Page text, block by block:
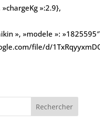
»:2.9},
», »modele »:
file/d/
Rechercher